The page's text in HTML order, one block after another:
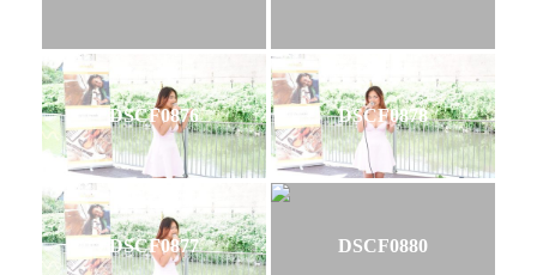
DSCF0876 DSCF0878
DSCF0877 DSCF0880